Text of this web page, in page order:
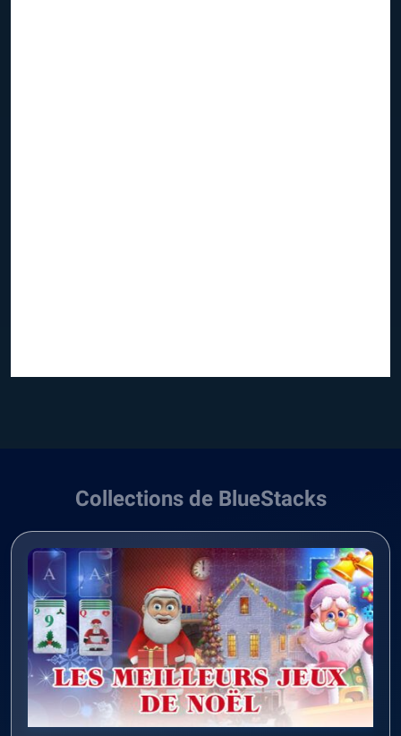
Collections de BlueStacks